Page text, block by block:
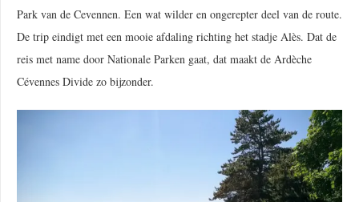
Park van de Cevennen. Een wat wilder en ongerepter deel van de route.
De trip eindigt met een mooie afdaling richting het stadje Alès. Dat de
reis met name door Nationale Parken gaat, dat maakt de Ardèche
Cévennes Divide zo bijzonder.